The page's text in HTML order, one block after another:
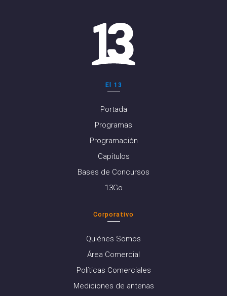
El 13
Portada
Programas
Programación
Capítulos
Bases de Concursos
13Go
Corporativo
Quiénes Somos
Área Comercial
Políticas Comerciales
Mediciones de antenas